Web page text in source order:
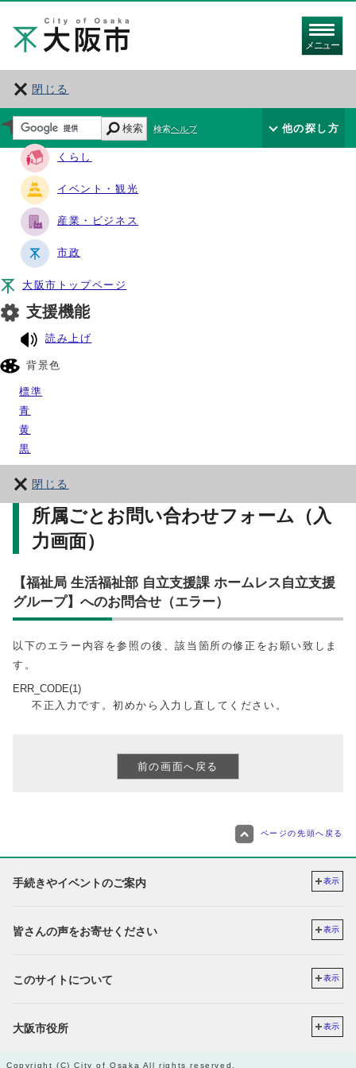
メニュー
閉じる
サイト・ナビ
くらし
イベント・観光
産業・ビジネス
市政
大阪市トップページ
支援機能
読み上げ
背景色
標準
青
黄
黒
閉じる
検索 検索ヘルプ 他の探し方
所属ごとお問い合わせフォーム（入
力画面）
【福祉局 生活福祉部 自立支援課 ホームレス自立支援
グループ】へのお問合せ（エラー）
以下のエラー内容を参照の後、該当箇所の修正をお願い致しま
す。
ERR_CODE(1)
不正入力です。初めから入力し直してください。
ページの先頭へ戻る
手続きやイベントのご案内 表示
皆さんの声をお寄せください 表示
このサイトについて 表示
大阪市役所 表示
Copyright (C) City of Osaka All rights reserved.